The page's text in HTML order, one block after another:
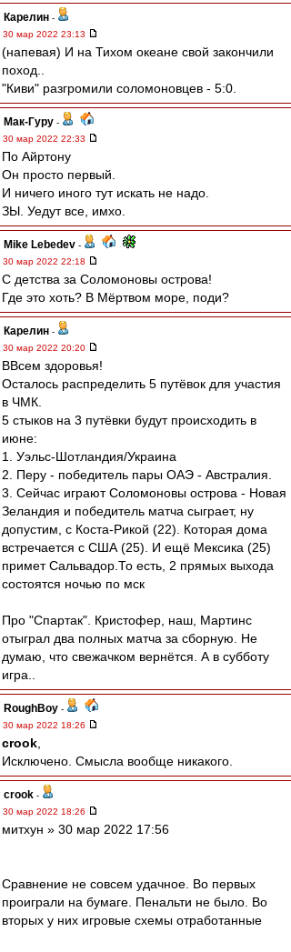
Карелин -
30 мар 2022 23:13
(напевая) И на Тихом океане свой закончили
поход..
"Киви" разгромили соломоновцев - 5:0.
Мак-Гуру -
30 мар 2022 22:33
По Айртону
Он просто первый.
И ничего иного тут искать не надо.
ЗЫ. Уедут все, имхо.
Mike Lebedev -
30 мар 2022 22:18
С детства за Соломоновы острова!
Где это хоть? В Мёртвом море, поди?
Карелин -
30 мар 2022 20:20
ВВсем здоровья!
Осталось распределить 5 путёвок для участия
в ЧМК.
5 стыков на 3 путёвки будут происходить в
июне:
1. Уэльс-Шотландия/Украина
2. Перу - победитель пары ОАЭ - Австралия.
3. Сейчас играют Соломоновы острова - Новая
Зеландия и победитель матча сыграет, ну
допустим, с Коста-Рикой (22). Которая дома
встречается с США (25). И ещё Мексика (25)
примет Сальвадор.То есть, 2 прямых выхода
состоятся ночью по мск
Про "Спартак". Кристофер, наш, Мартинс
отыграл два полных матча за сборную. Не
думаю, что свежачком вернётся. А в субботу
игра..
RoughBoy -
30 мар 2022 18:26
crook
Исключено. Смысла вообще никакого.
crook -
30 мар 2022 18:26
митхун » 30 мар 2022 17:56
Сравнение не совсем удачное. Во первых
проиграли на бумаге. Пенальти не было. Во
вторых у них игровые схемы отработанные